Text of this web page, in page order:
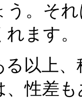
う。そ
ます。
る以上
、性差